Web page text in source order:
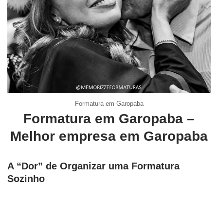
Formatura em Garopaba
Formatura em Garopaba –
Melhor empresa em Garopaba
A “Dor” de Organizar uma Formatura
Sozinho